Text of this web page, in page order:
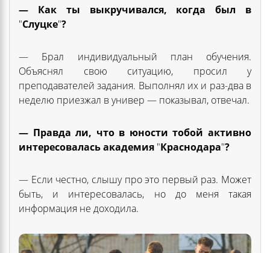
— Как ты выкручивался, когда был в
"Слуцке"?
— Брал индивидуальный план обучения.
Объяснял свою ситуацию, просил у
преподавателей задания. Выполнял их и раз-два в
неделю приезжал в универ — показывал, отвечал.
— Правда ли, что в юности тобой активно
интересовалась академия "Краснодара"?
— Если честно, слышу про это первый раз. Может
быть, и интересовалась, но до меня такая
информация не доходила.